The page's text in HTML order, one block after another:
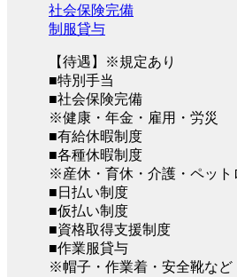
社会保険完備
制服貸与
【待遇】※規定あり
■特別手当
■社会保険完備
※健康・年金・雇用・労災
■有給休暇制度
■各種休暇制度
※産休・育休・介護・ペット
■日払い制度
■仮払い制度
■資格取得支援制度
■作業服貸与
※帽子・作業着・安全靴など